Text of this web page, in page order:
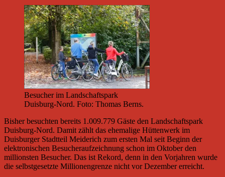
Besucher im Landschaftspark
Duisburg-Nord. Foto: Thomas Berns.
Bisher besuchten bereits 1.009.779 Gäste den Landschaftspark
Duisburg-Nord. Damit zählt das ehemalige Hüttenwerk im
Duisburger Stadtteil Meiderich zum ersten Mal seit Beginn der
elektronischen Besucheraufzeichnung schon im Oktober den
millionsten Besucher. Das ist Rekord, denn in den Vorjahren wurde
die selbstgesetzte Millionengrenze nicht vor Dezember erreicht.